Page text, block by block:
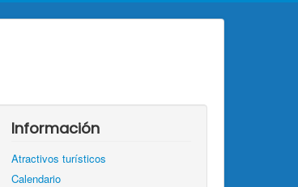
Información
Atractivos turísticos
Calendario